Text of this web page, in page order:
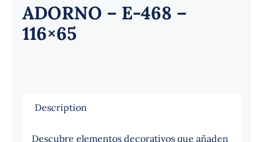
ADORNO – E-468 –
116×65
Description
Descubre elementos decorativos que añaden